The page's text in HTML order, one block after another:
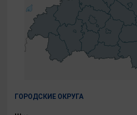
ГОРОДСКИЕ ОКРУГА